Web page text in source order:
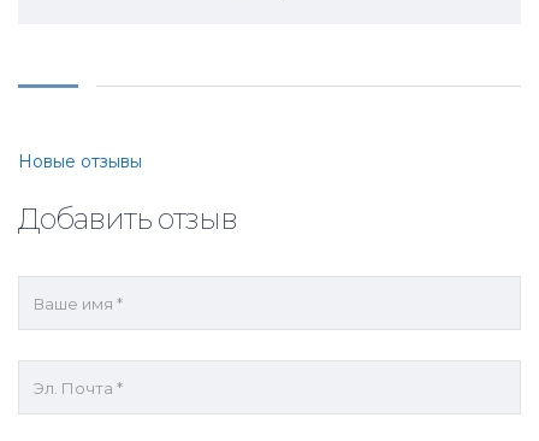
Прокомментируйте
навигацию
Новые отзывы
Добавить отзыв